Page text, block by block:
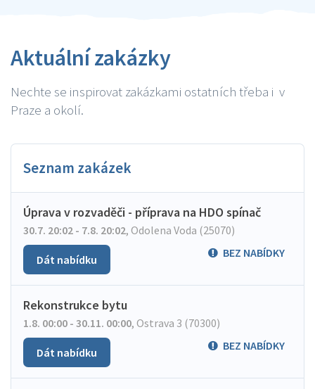
Aktuální zakázky
Nechte se inspirovat zakázkami ostatních třeba i v
Praze a okolí.
Seznam zakázek
Úprava v rozvaděči - příprava na HDO spínač
30.7. 20:02 - 7.8. 20:02, Odolena Voda (25070)
BEZ NABÍDKY
Dát nabídku
Rekonstrukce bytu
1.8. 00:00 - 30.11. 00:00, Ostrava 3 (70300)
BEZ NABÍDKY
Dát nabídku